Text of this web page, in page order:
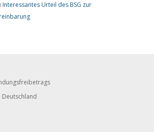
Interessantes Urteil des BSG zur
Deutschland